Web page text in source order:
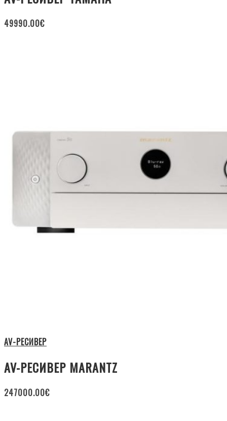
49990.00€
AV-РЕСИВЕР
AV-РЕСИВЕР MARANTZ
247000.00€